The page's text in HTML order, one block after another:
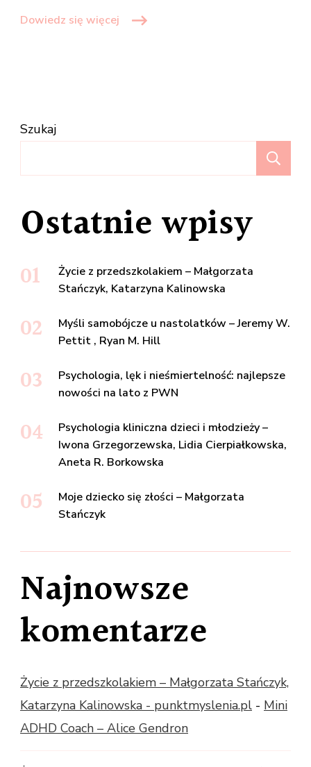
Dowiedz się więcej
Szukaj
Ostatnie wpisy
Życie z przedszkolakiem – Małgorzata
Stańczyk, Katarzyna Kalinowska
Myśli samobójcze u nastolatków – Jeremy W.
Pettit , Ryan M. Hill
Psychologia, lęk i nieśmiertelność: najlepsze
nowości na lato z PWN
Psychologia kliniczna dzieci i młodzieży –
Iwona Grzegorzewska, Lidia Cierpiałkowska,
Aneta R. Borkowska
Moje dziecko się złości – Małgorzata
Stańczyk
Najnowsze
komentarze
Życie z przedszkolakiem – Małgorzata Stańczyk,
Katarzyna Kalinowska - punktmyslenia.pl - Mini
ADHD Coach – Alice Gendron